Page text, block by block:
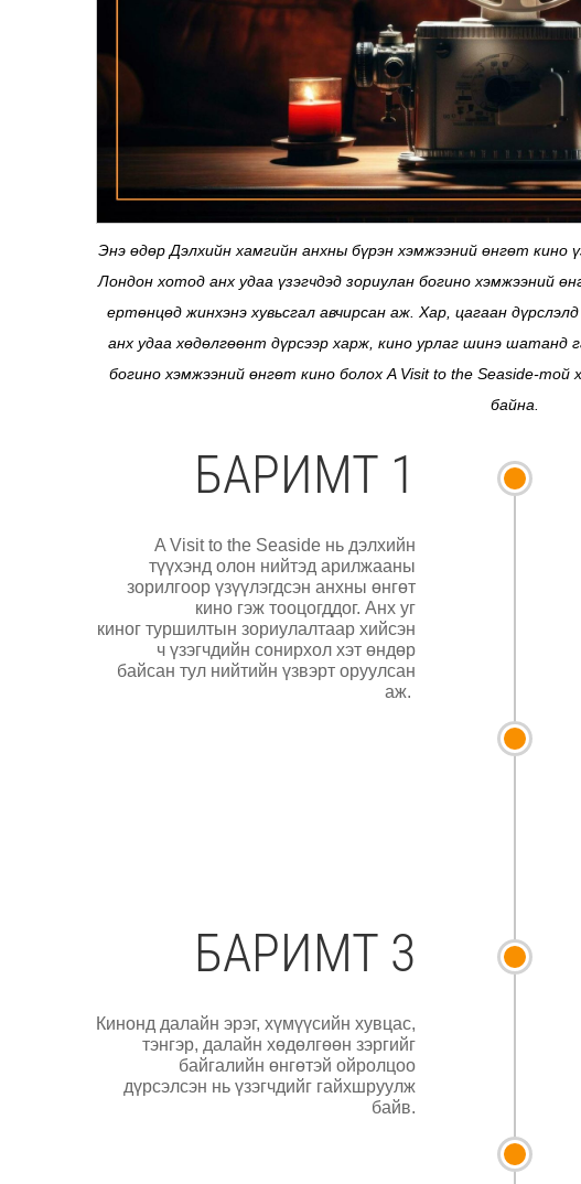
Энэ өдөр Дэлхийн хамгийн анхны бүрэн хэмжээний өнгөт кино
Лондон хотод анх удаа үзэгчдэд зориулан богино хэмжээний
ертөнцөд жинхэнэ хувьсгал авчирсан аж. Хар, цагаан
анх удаа хөдөлгөөнт дүрсээр харж, кино урлаг шинэ шатанд
богино хэмжээний өнгөт кино болох A Visit to the Seaside-
байна.
БАРИМТ 1
A Visit to the Seaside нь дэлхийн
түүхэнд олон нийтэд арилжааны
зорилгоор үзүүлэгдсэн анхны өнгөт
кино гэж тооцогддог. Анх уг
киног туршилтын зориулалтаар хийсэн
ч үзэгчдийн сонирхол хэт өндөр
байсан тул нийтийн үзвэрт оруулсан
аж.
БАРИМТ 3
Кинонд далайн эрэг, хүмүүсийн хувцас,
тэнгэр, далайн хөдөлгөөн зэргийг
байгалийн өнгөтэй ойролцоо
дүрсэлсэн нь үзэгчдийг гайхшруулж
байв.